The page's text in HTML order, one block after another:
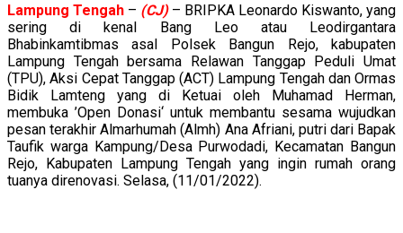
Lampung Tengah – (CJ)– BRIPKA Leonardo Kiswanto, yang
sering di kenal Bang Leo atau Leodirgantara
Bhabinkamtibmas asal Polsek Bangun Rejo, kabupaten
Lampung Tengah bersama Relawan Tanggap Peduli Umat
(TPU), Aksi Cepat Tanggap (ACT) Lampung Tengah dan Ormas
Bidik Lamteng yang di Ketuai oleh Muhamad Herman,
membuka ’Open Donasi‘ untuk membantu sesama wujudkan
pesan terakhir Almarhumah (Almh) Ana Afriani, putri dari Bapak
Taufik warga Kampung/Desa Purwodadi, Kecamatan Bangun
Rejo, Kabupaten Lampung Tengah yang ingin rumah orang
tuanya direnovasi. Selasa, (11/01/2022).